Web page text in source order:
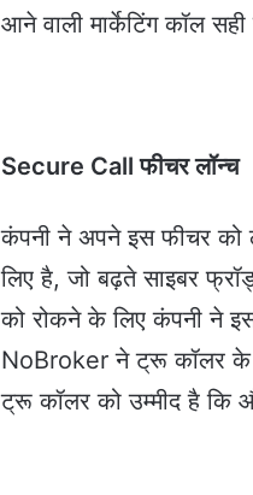
आने वाली मार्केटिंग कॉल सही
Secure Call फीचर लॉन्च
कंपनी ने अपने इस फीचर को
लिए है, जो बढ़ते साइबर
को रोकने के लिए कंपनी ने इस
NoBroker ने ट्रू कॉलर के
ट्रू कॉलर को उम्मीद है कि